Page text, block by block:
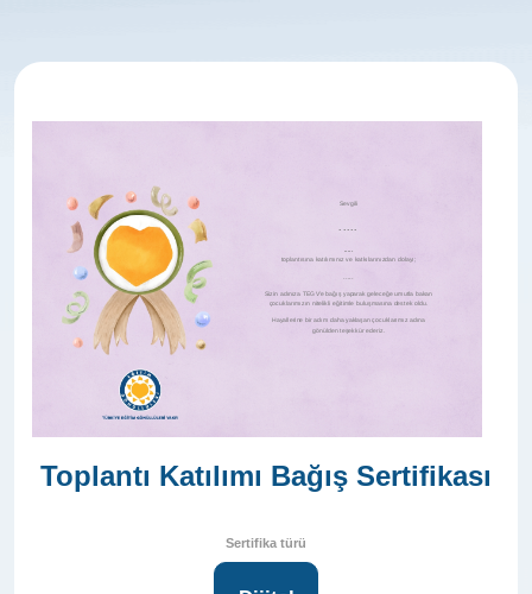
ÖRNEKTİR
Sevgili
.....
toplantısına katılımınız ve katkılarınızdan dolayı;
Sizin adınıza TEGV'e bağış yaparak geleceğe umutla bakan
çocuklarımızın nitelikli eğitimle buluşmasına destek oldu.
Hayallerine bir adım daha yaklaşan çocuklarımız adına
gönülden teşekkür ederiz.
Toplantı Katılımı Bağış Sertifikası
Sertifika türü